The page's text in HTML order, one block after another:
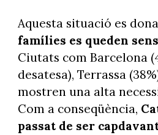
Aquesta situació es
famílies es queden
Ciutats com Barcelona
desatesa), Terrassa
mostren una alta
Com a conseqüència,
passat de ser